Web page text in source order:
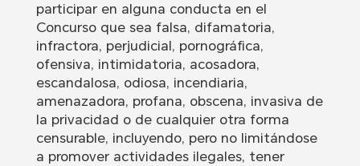
participar en alguna conducta en el
Concurso que sea falsa, difamatoria,
infractora, perjudicial, pornográfica,
ofensiva, intimidatoria, acosadora,
escandalosa, odiosa, incendiaria,
amenazadora, profana, obscena, invasiva de
la privacidad o de cualquier otra forma
censurable, incluyendo, pero no limitándose
a promover actividades ilegales, tener